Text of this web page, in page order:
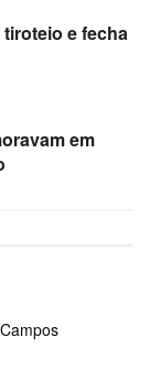
e fecha
em
Campos